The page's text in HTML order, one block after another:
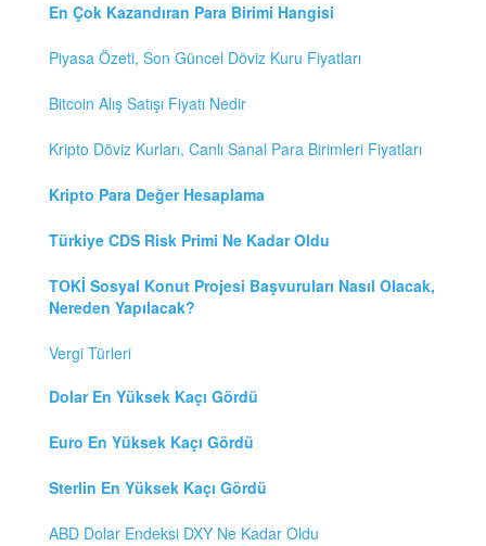
En Çok Kazandıran Para Birimi Hangisi
Piyasa Özeti, Son Güncel Döviz Kuru Fiyatları
Bitcoin Alış Satışı Fiyatı Nedir
Kripto Döviz Kurları, Canlı Sanal Para Birimleri Fiyatları
Kripto Para Değer Hesaplama
Türkiye CDS Risk Primi Ne Kadar Oldu
TOKİ Sosyal Konut Projesi Başvuruları Nasıl Olacak,
Nereden Yapılacak?
Vergi Türleri
Dolar En Yüksek Kaçı Gördü
Euro En Yüksek Kaçı Gördü
Sterlin En Yüksek Kaçı Gördü
ABD Dolar Endeksi DXY Ne Kadar Oldu